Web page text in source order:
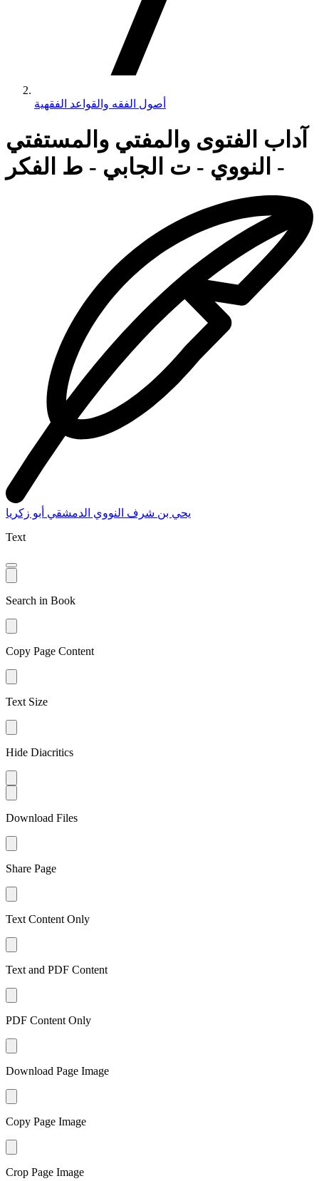
أصول الفقه والقواعد الفقهية
آداب الفتوى والمفتي والمستفتي
- النووي - ت الجابي - ط الفكر
يحي بن شرف النووي الدمشقي أبو زكريا
Text
Search in Book
Copy Page Content
Text Size
Hide Diacritics
Download Files
Share Page
Text Content Only
Text and PDF Content
PDF Content Only
Download Page Image
Copy Page Image
Crop Page Image